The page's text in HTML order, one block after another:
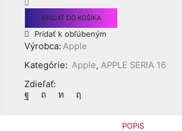
Max
256GB
Desert
Titanium
PRIDAŤ DO KOŠÍKA
Pridať k obľúbeným
Výrobca: Apple
Kategórie: Apple, APPLE SERIA 16
Zdieľať:
POPIS